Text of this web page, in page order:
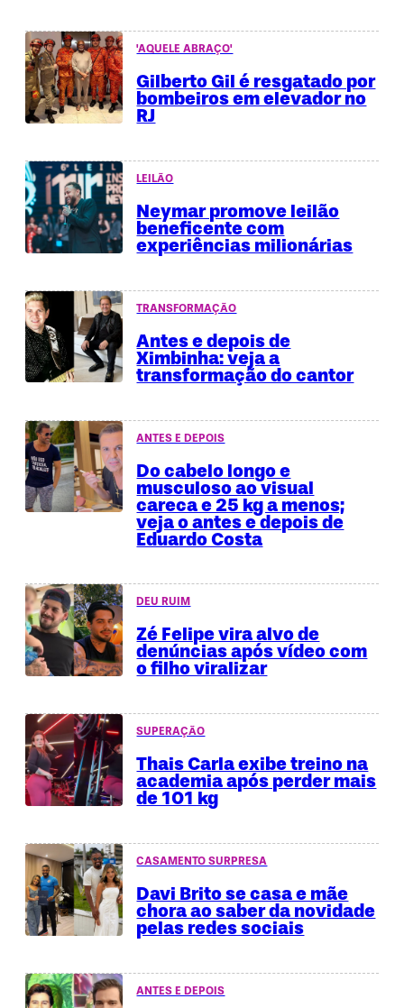
'AQUELE ABRAÇO'
Gilberto Gil é resgatado por
bombeiros em elevador no
RJ
LEILÃO
Neymar promove leilão
beneficente com
experiências milionárias
TRANSFORMAÇÃO
Antes e depois de
Ximbinha: veja a
transformação do cantor
ANTES E DEPOIS
Do cabelo longo e
musculoso ao visual
careca e 25 kg a menos;
veja o antes e depois de
Eduardo Costa
DEU RUIM
Zé Felipe vira alvo de
denúncias após vídeo com
o filho viralizar
SUPERAÇÃO
Thais Carla exibe treino na
academia após perder mais
de 101 kg
CASAMENTO SURPRESA
Davi Brito se casa e mãe
chora ao saber da novidade
pelas redes sociais
ANTES E DEPOIS